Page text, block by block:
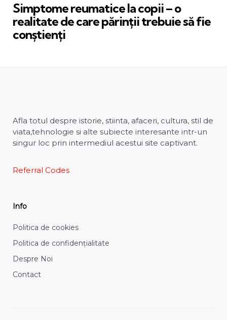
Simptome reumatice la copii – o
realitate de care părinții trebuie să fie
conștienți
Afla totul despre istorie, stiinta, afaceri, cultura, stil de
viata,tehnologie si alte subiecte interesante intr-un
singur loc prin intermediul acestui site captivant.
Referral Codes
Info
Politica de cookies
Politica de confidențialitate
Despre Noi
Contact